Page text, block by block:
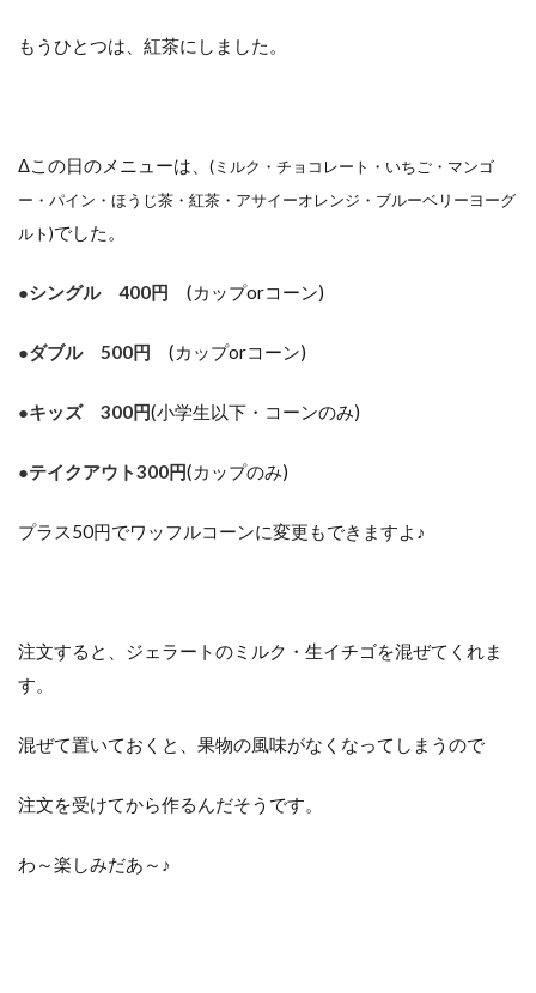
もうひとつは、紅茶にしました。
Δこの日のメニューは、 (ミルク・チョコレート・いちご・マンゴ
ー・パイン・ほうじ茶・紅茶・アサイーオレンジ・ブルーベリーヨーグ
ルト)でした。
●シングル 400円 (カップorコーン)
●ダブル 500円 (カップorコーン)
●キッズ 300円(小学生以下・コーンのみ)
●テイクアウト300円(カップのみ)
プラス50円でワッフルコーンに変更もできますよ♪
注文すると、ジェラートのミルク・生イチゴを混ぜてくれま
す。
混ぜて置いておくと、果物の風味がなくなってしまうので
注文を受けてから作るんだそうです。
わ～楽しみだあ～♪